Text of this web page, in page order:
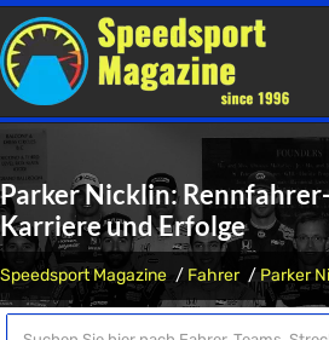
Parker Nicklin:
Karriere und Erfolge
Speedsport Magazine Fahrer Parker